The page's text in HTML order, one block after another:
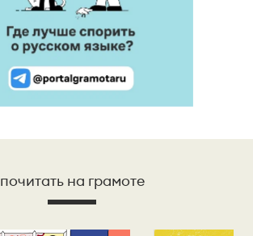
почитать на грамоте